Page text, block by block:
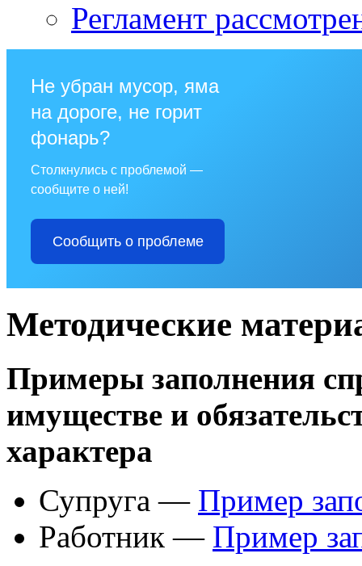
Регламент
Не убран мусор, яма
на дороге, не горит
фонарь?
Столкнулись с проблемой —
сообщите о ней!
Сообщить о проблеме
Методические
Примеры заполнения
имуществе и
характера
Супруга — Пример
Работник — Пример